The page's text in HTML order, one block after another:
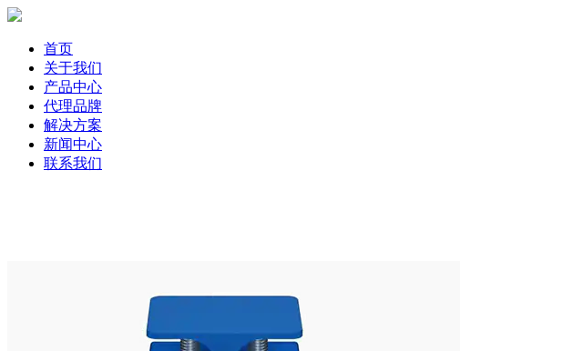
首页
关于我们
产品中心
代理品牌
解决方案
新闻中心
联系我们